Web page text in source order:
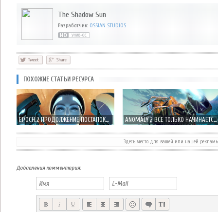
The Shadow Sun
Разработчик: OSSIAN STUDIOS
ПОХОЖИЕ СТАТЬИ РЕСУРСА
EPOCH.2 ПРОДОЛЖЕНИЕ ПОСТАПОКАЛИПТИЧЕСКОЙ БИТВЫ РОБОТОВ ANOMALY 2 ВСЕ ТОЛЬКО НАЧИНАЕТСЯ В НОВОЙ БИТВЕ ЗА ЗЕМЛЮ
Здесь место для вашей или нашей
Добавления комментария: